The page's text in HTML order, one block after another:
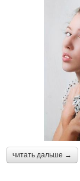
читать дальше →